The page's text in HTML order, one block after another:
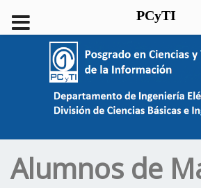
Alumnos de
PCyTI